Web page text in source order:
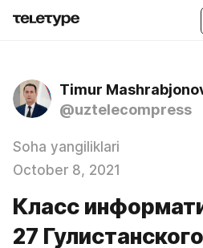
Timur
@uztelecompress
Soha yangiliklari
October 8, 2021
Класс
27